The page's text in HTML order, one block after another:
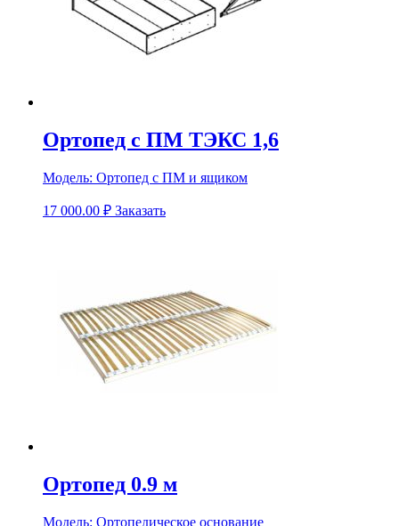
Ортопед с ПМ ТЭКС 1,6
Модель: Ортопед с ПМ и ящиком
17 000.00 ₽ Заказать
Ортопед 0.9 м
Модель: Ортопедическое основание